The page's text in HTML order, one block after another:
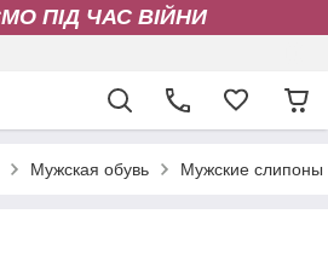
ПІД ЧАС ВІЙНИ
Мужская обувь Мужские слипоны